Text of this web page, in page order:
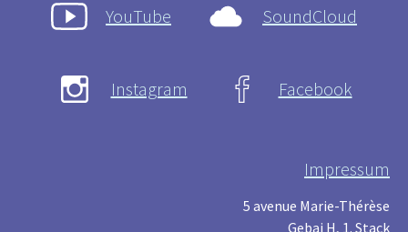
YouTube SoundCloud
Instagram Facebook
Impressum
5 avenue Marie-Thérèse
Gebai H, 1. Stack